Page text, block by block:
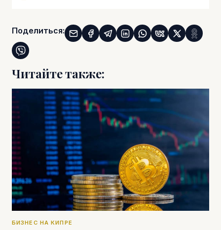
Поделиться:
Читайте также:
БИЗНЕС НА КИПРЕ